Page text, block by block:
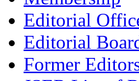
Editorial
Editorial
Former